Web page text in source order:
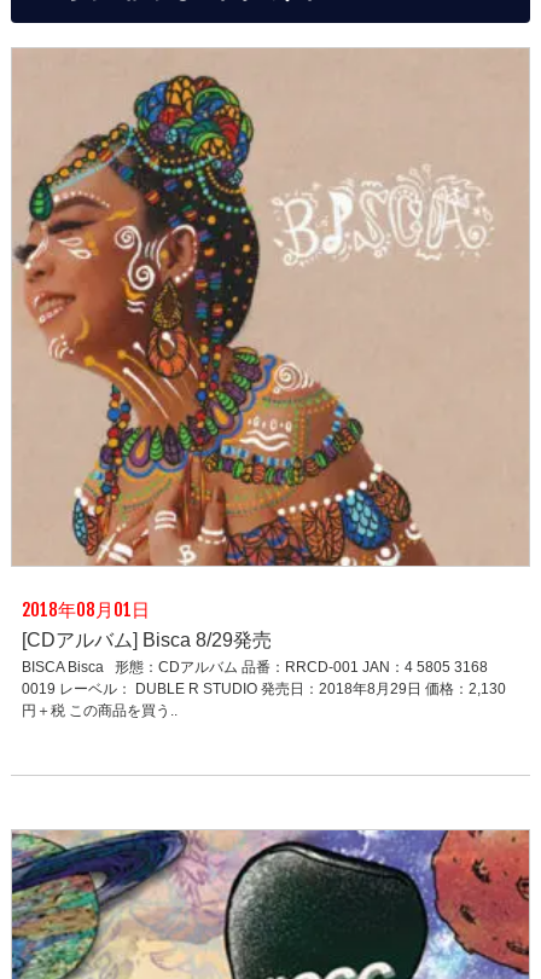
2018年08月01日
[CDアルバム] Bisca 8/29発売
BISCA Bisca 形態：CDアルバム 品番：RRCD-001 JAN：4 5805 3168
0019 レーベル： DUBLE R STUDIO 発売日：2018年8月29日 価格：2,130
円＋税 この商品を買う..